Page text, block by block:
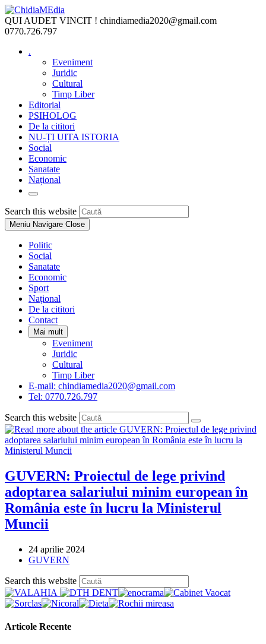
Skip
to
content
QUI AUDET VINCIT ! chindiamedia2020@gmail.com
0770.726.797
.
Eveniment
Juridic
Cultural
Timp Liber
Editorial
PSIHOLOG
De la cititori
NU-ȚI UITA ISTORIA
Social
Economic
Sanatate
Național
Toggle
website
search
Search this website
Escape
Meniu Navigare Close
Politic
Social
Sanatate
Economic
Sport
Național
De la cititori
Contact
Mai mult
Eveniment
Juridic
Cultural
Timp Liber
E-mail: chindiamedia2020@gmail.com
Tel: 0770.726.797
Search this website
GUVERN: Proiectul de lege privind
adoptarea salariului minim european în
România este în lucru la Ministerul
Muncii
Post
published:
24 aprilie 2024
Post
GUVERN
Search this website
Escape
Articole Recente